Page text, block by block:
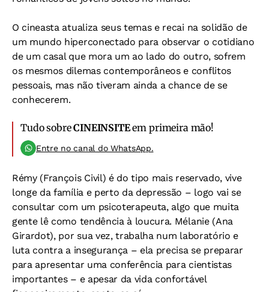
O cineasta atualiza seus temas e recai na solidão de
um mundo hiperconectado para observar o cotidiano
de um casal que mora um ao lado do outro, sofrem
os mesmos dilemas contemporâneos e conflitos
pessoais, mas não tiveram ainda a chance de se
conhecerem.
Tudo sobreCINEINSITEem primeira mão!
Entre no canal do WhatsApp.
Rémy (François Civil) é do tipo mais reservado, vive
longe da família e perto da depressão – logo vai se
consultar com um psicoterapeuta, algo que muita
gente lê como tendência à loucura. Mélanie (Ana
Girardot), por sua vez, trabalha num laboratório e
luta contra a insegurança – ela precisa se preparar
para apresentar uma conferência para cientistas
importantes – e apesar da vida confortável